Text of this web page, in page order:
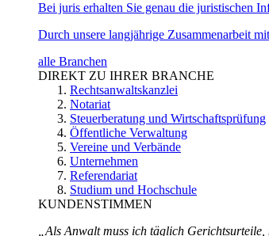
Bei juris erhalten Sie genau die juristischen
Durch unsere langjährige Zusammenarbeit
alle Branchen
DIREKT ZU IHRER BRANCHE
Rechtsanwaltskanzlei
Notariat
Steuerberatung und Wirtschaftsprüfung
Öffentliche Verwaltung
Vereine und Verbände
Unternehmen
Referendariat
Studium und Hochschule
KUNDENSTIMMEN
„Als Anwalt muss ich täglich